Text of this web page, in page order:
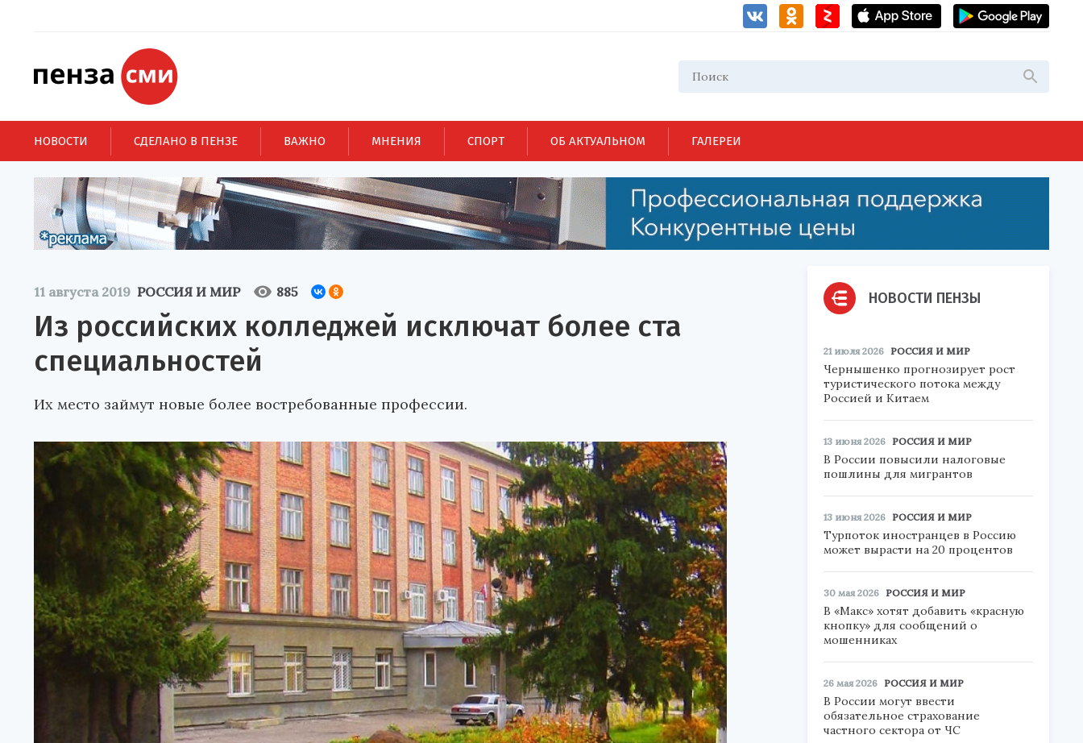
НОВОСТИ СДЕЛАНО В ПЕНЗЕ ВАЖНО МНЕНИЯ СПОРТ ОБ АКТУАЛЬНОМ ГАЛЕРЕИ
11 августа 2019 РОССИЯ И МИР 885
Из российских колледжей исключат более ста
специальностей
Их место займут новые более востребованные профессии.
НОВОСТИ ПЕНЗЫ
21 июля 2026 РОССИЯ И МИР
Чернышенко прогнозирует рост
туристического потока между
Россией и Китаем
13 июня 2026 РОССИЯ И МИР
В России повысили налоговые
пошлины для мигрантов
13 июня 2026 РОССИЯ И МИР
Турпоток иностранцев в Россию
может вырасти на 20 процентов
30 мая 2026 РОССИЯ И МИР
В «Макс» хотят добавить «красную
кнопку» для сообщений о
мошенниках
26 мая 2026 РОССИЯ И МИР
В России могут ввести
обязательное страхование
частного сектора от ЧС